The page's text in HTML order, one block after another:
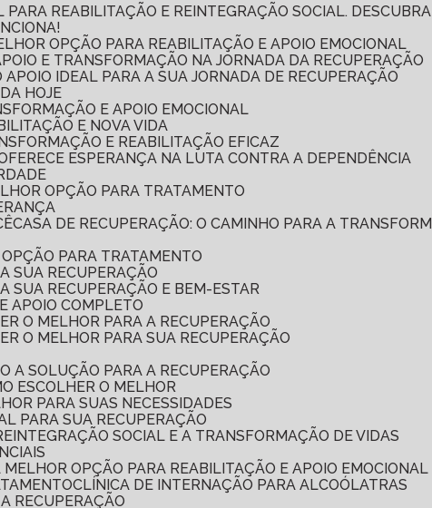
OPÇÃO PARA REABILITAÇÃO E APOIO EMOCIONAL
E TRANSFORMAÇÃO NA JORNADA DA RECUPERAÇÃO
IDEAL PARA A SUA JORNADA DE RECUPERAÇÃO
HOJE
E APOIO EMOCIONAL
E NOVA VIDA
E REABILITAÇÃO EFICAZ
ESPERANÇA NA LUTA CONTRA A DEPENDÊNCIA
OPÇÃO PARA TRATAMENTO
CASA DE RECUPERAÇÃO: O CAMINHO PARA A
OPÇÃO PARA TRATAMENTO
SUA RECUPERAÇÃO
SUA RECUPERAÇÃO E BEM-ESTAR
APOIO COMPLETO
O MELHOR PARA A RECUPERAÇÃO
O MELHOR PARA SUA RECUPERAÇÃO
A SOLUÇÃO PARA A RECUPERAÇÃO
ESCOLHER O MELHOR
PARA SUAS NECESSIDADES
PARA SUA RECUPERAÇÃO
SOCIAL E A TRANSFORMAÇÃO DE VIDAS
MELHOR OPÇÃO PARA REABILITAÇÃO E APOIO EMOCIONAL
CLÍNICA DE INTERNAÇÃO PARA ALCOÓLATRAS
RECUPERAÇÃO